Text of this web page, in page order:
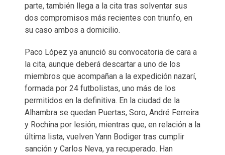
parte, también llega a la cita tras solventar sus
dos compromisos más recientes con triunfo, en
su caso ambos a domicilio.
Paco López ya anunció su convocatoria de cara a
la cita, aunque deberá descartar a uno de los
miembros que acompañan a la expedición nazarí,
formada por 24 futbolistas, uno más de los
permitidos en la definitiva. En la ciudad de la
Alhambra se quedan Puertas, Soro, André Ferreira
y Rochina por lesión, mientras que, en relación a la
última lista, vuelven Yann Bodiger tras cumplir
sanción y Carlos Neva, ya recuperado. Han